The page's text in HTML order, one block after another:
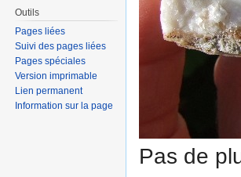
Pas de
Outils
Pages liées
Suivi des pages liées
Pages spéciales
Version imprimable
Lien permanent
Information sur la page